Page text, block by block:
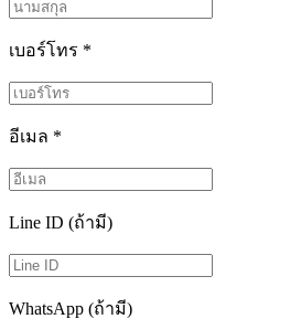
เบอร์โทร *
อีเมล *
Line ID (ถ้ามี)
WhatsApp (ถ้ามี)